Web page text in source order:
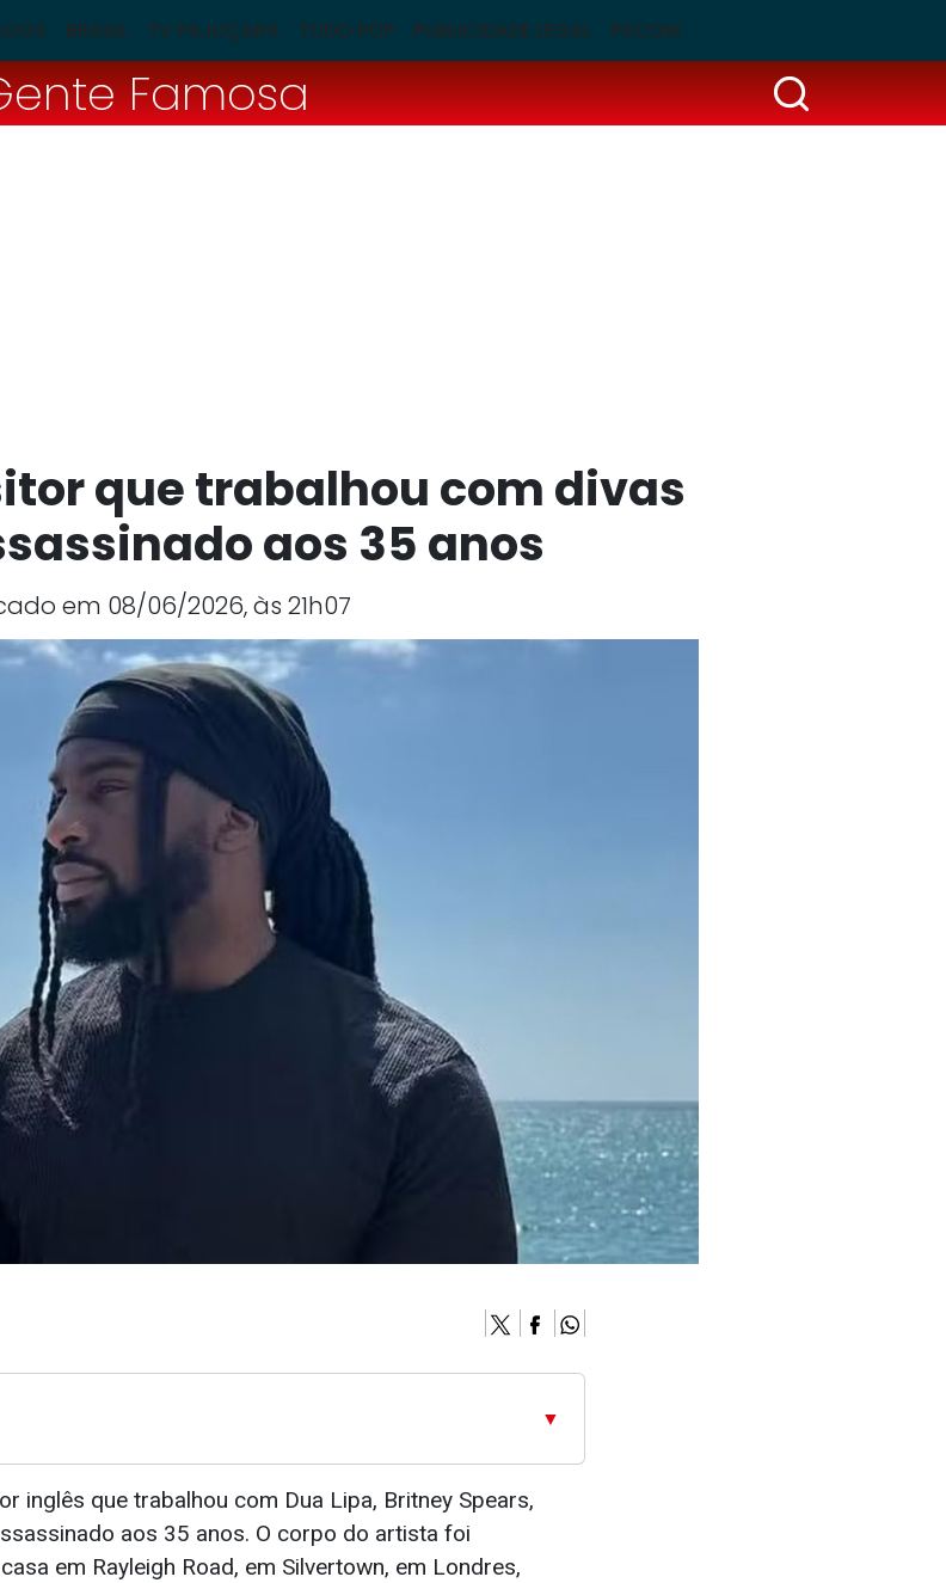
BRASIL TV PAJUÇARA TUDO POP PUBLICIDADE LEGAL PSCOM
Famosa
que trabalhou com divas
aos 35 anos
em 08/06/2026, às 21h07
▼
inglês que trabalhou com Dua Lipa, Britney Spears,
aos 35 anos. O corpo do artista foi
em Rayleigh Road, em Silvertown, em Londres,